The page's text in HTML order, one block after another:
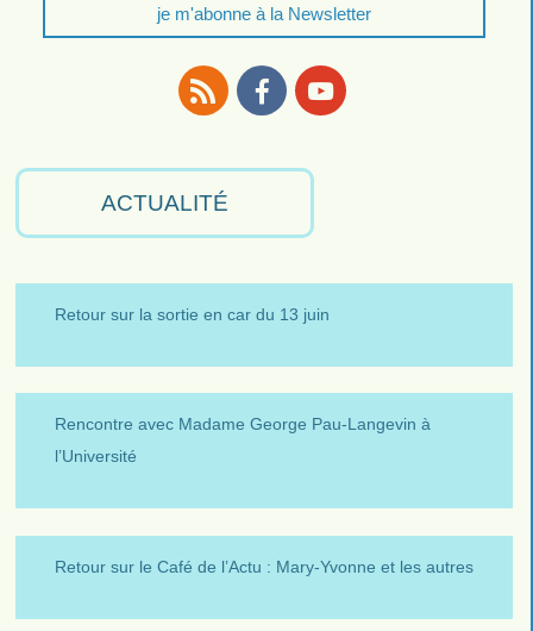
je m'abonne à la Newsletter
ACTUALITÉ
Retour sur la sortie en car du 13 juin
Rencontre avec Madame George Pau-Langevin à
l’Université
Retour sur le Café de l’Actu : Mary-Yvonne et les autres